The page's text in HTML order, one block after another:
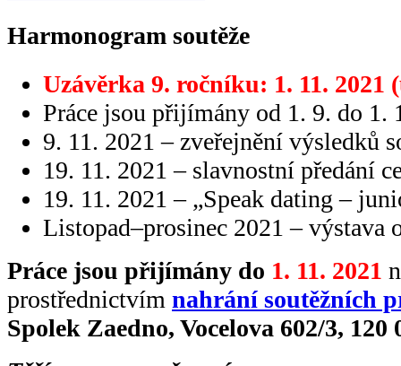
Harmonogram soutěže
Uzávěrka 9. ročníku: 1. 11. 2021
Práce jsou přijímány od 1. 9. do 1.
9. 11. 2021 – zveřejnění výsledků
19. 11. 2021 – slavnostní předání
19. 11. 2021 – „Speak dating –
Listopad–prosinec 2021 – výstava
Práce jsou přijímány do 1. 11. 2021
prostřednictvím nahrání soutěžních
Spolek Zaedno, Vocelova 602/3, 120